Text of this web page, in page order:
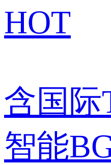
HOT
含国际
智能